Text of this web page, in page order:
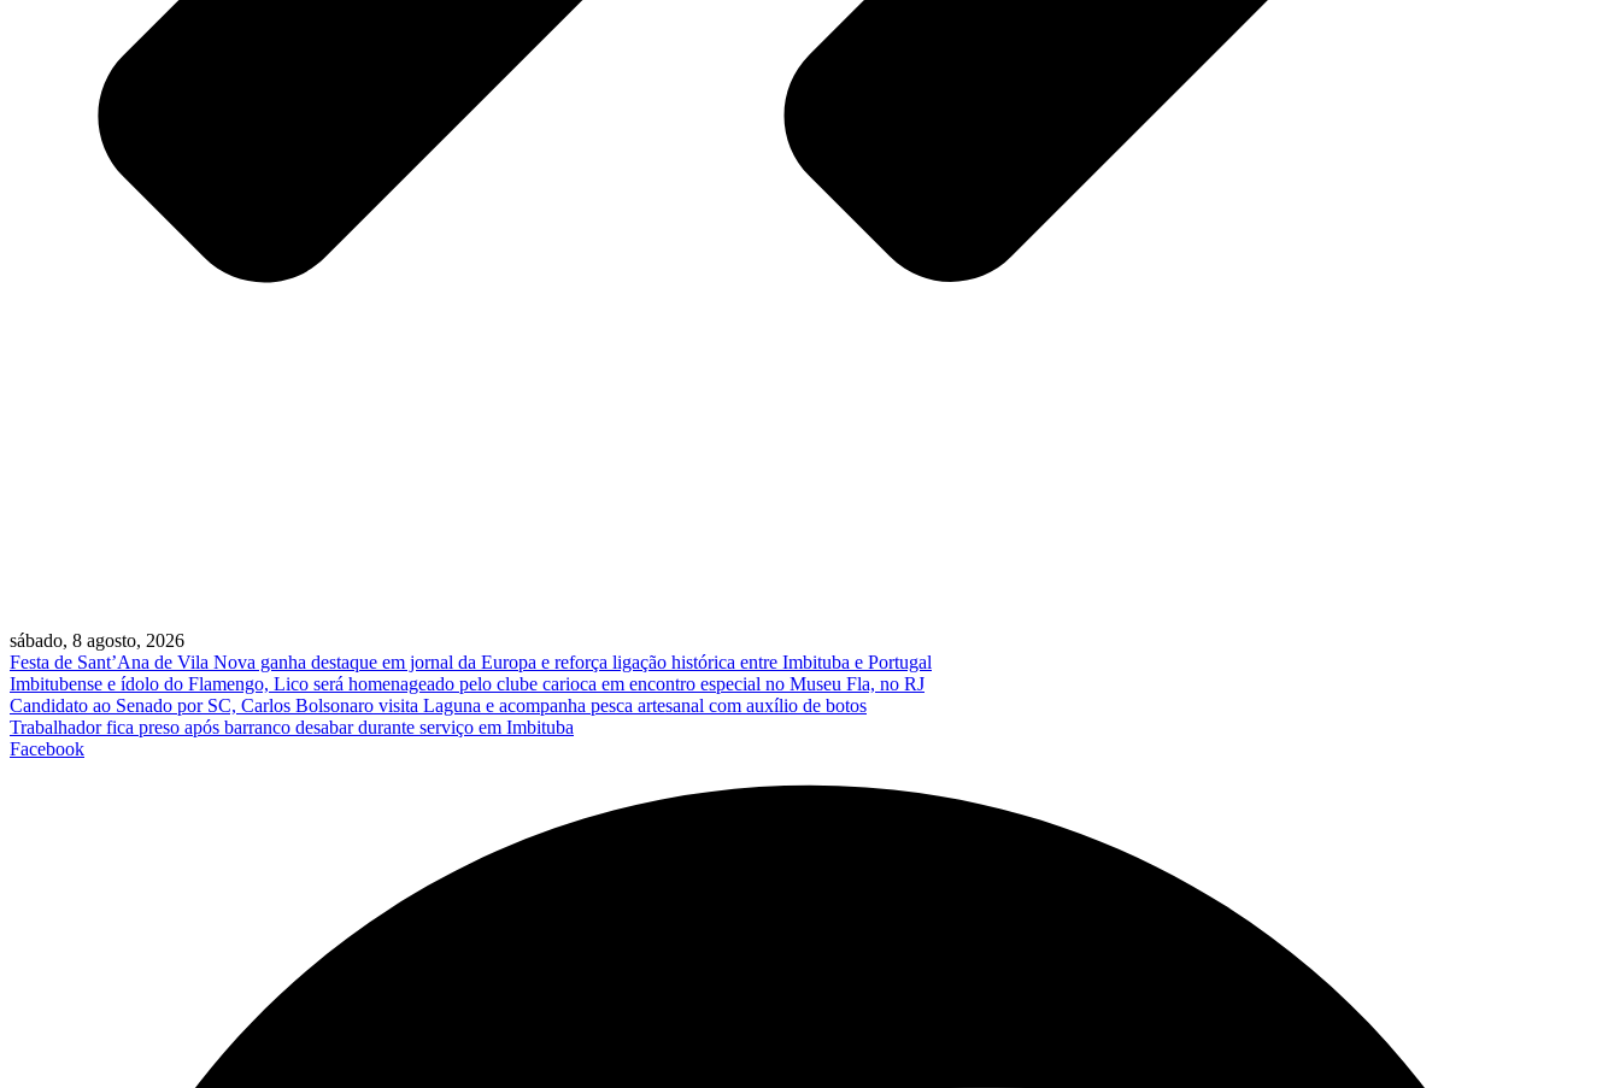
sábado, 8 agosto, 2026
Festa de Sant’Ana de Vila Nova ganha destaque em jornal da Europa e reforça ligação histórica entre Imbituba e Portugal
Imbitubense e ídolo do Flamengo, Lico será homenageado pelo clube carioca em encontro especial no Museu Fla, no RJ
Candidato ao Senado por SC, Carlos Bolsonaro visita Laguna e acompanha pesca artesanal com auxílio de botos
Trabalhador fica preso após barranco desabar durante serviço em Imbituba
Facebook